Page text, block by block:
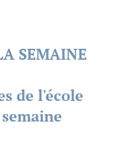
SEMAINE
de l'école